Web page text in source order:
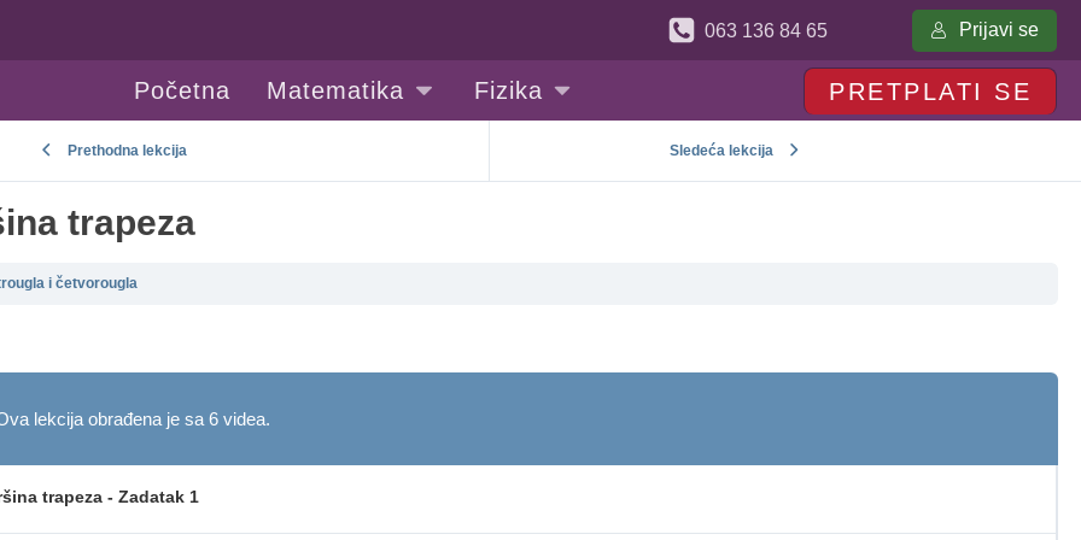
063 136 84 65 Prijavi se
Početna Matematika Fizika PRETPLATI SE
Prethodna lekcija Sledeća lekcija
trapeza
i četvorougla
lekcija obrađena je sa 6 videa.
trapeza - Zadatak 1